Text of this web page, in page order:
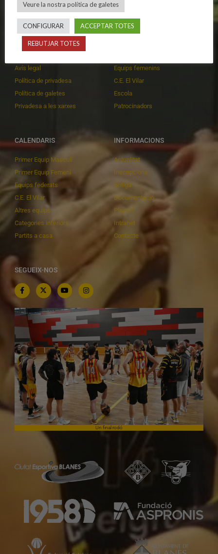
CLUB
Història
Organització
Avís legal
Política de privadesa
Política de galetes
Privadesa a les xarxes
EQUIPS
Primer equip masculí
Equips femenins
C.E. El Vilar
Escola
Patrocinadors
CALENDARIS
Primer Equip Masculí
Primer Equip Femení
Equips federats
C.E. El Vilar
Altres equips
Categories inferiors
Partits a casa
INFORMACIONS
Actualitat
Inscripcions
Botiga
Documentació
Playoff
Intranet
Contacte
SEGUEIX-NOS
Un final rodó
Veure la nostra política de galetes
CONFIGURAR ACCEPTAR TOTES
REBUTJAR TOTES